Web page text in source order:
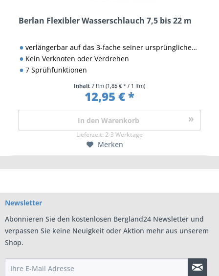
Berlan Flexibler Wasserschlauch 7,5 bis 22 m
verlängerbar auf das 3-fache seiner ursprünglichen Länge
Kein Verknoten oder Verdrehen
7 Sprühfunktionen
Inhalt 7 lfm (1,85 € * / 1 lfm)
12,95 € *
In den Warenkorb
Lieferzeit: 2-3 Werktage
Merken
Newsletter
Abonnieren Sie den kostenlosen Bergland24 Newsletter und
verpassen Sie keine Neuigkeit oder Aktion mehr aus unserem
Shop.